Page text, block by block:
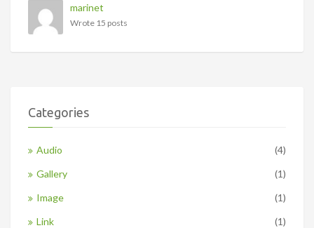
marinet
Wrote 15 posts
Categories
Audio
(4)
Gallery
(1)
Image
(1)
Link
(1)